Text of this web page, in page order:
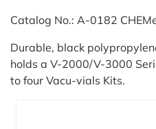
Catalog No.: A-0182
Durable, black
holds a V-2000/V-3000
to four Vacu-vials Kits.